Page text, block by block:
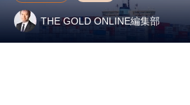
THE GOLD ONLINE編集部